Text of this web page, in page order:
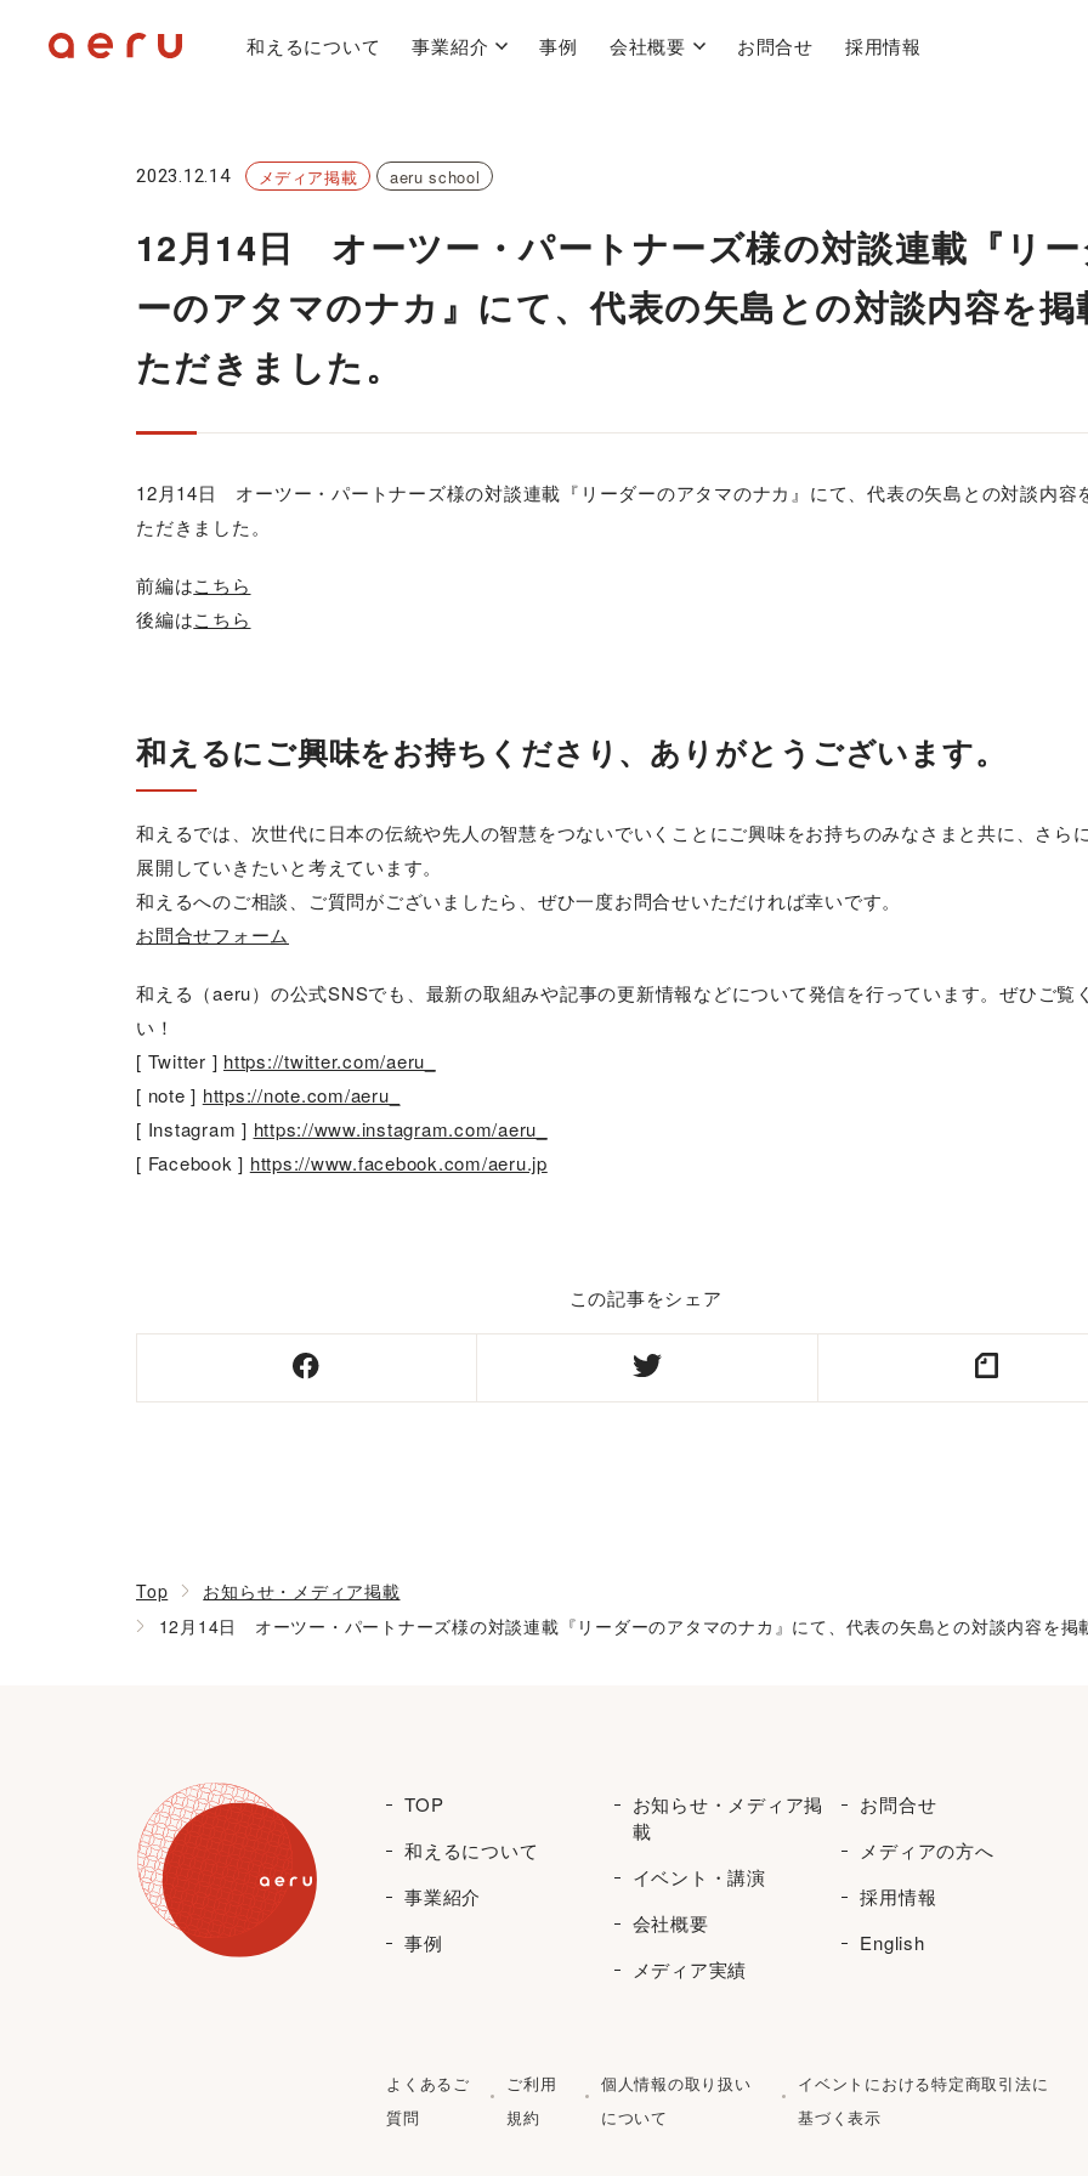
和えるについて 事業紹介 事例 会社概要 お問合せ 採用情報
2023.12.14 メディア掲載 aeru school
12月14日 オーツー・パートナーズ様の対談連載『リ
ーのアタマのナカ』にて、代表の矢島との対談内容を掲
ただきました。
12月14日 オーツー・パートナーズ様の対談連載『リーダーのアタマのナカ』にて、代表の矢島との対談内容
ただきました。
前編はこちら
後編はこちら
和えるにご興味をお持ちくださり、ありがとうございます。
和えるでは、次世代に日本の伝統や先人の智慧をつないでいくことにご興味をお持ちのみなさまと共に、さら
展開していきたいと考えています。
和えるへのご相談、ご質問がございましたら、ぜひ一度お問合せいただければ幸いです。
お問合せフォーム
和える（aeru）の公式SNSでも、最新の取組みや記事の更新情報などについて発信を行っています。ぜひご覧
い！
[ Twitter ] https://twitter.com/aeru_
[ note ] https://note.com/aeru_
[ Instagram ] https://www.instagram.com/aeru_
[ Facebook ] https://www.facebook.com/aeru.jp
この記事をシェア
Top
お知らせ・メディア掲載
12月14日 オーツー・パートナーズ様の対談連載『リーダーのアタマのナカ』にて、代表の矢島との対談内容を掲
TOP
和えるについて
事業紹介
事例
お知らせ・メディア掲
載
イベント・講演
会社概要
メディア実績
お問合せ
メディアの方へ
採用情報
English
よくあるご
質問
ご利用
規約
個人情報の取り扱い
について
イベントにおける特定商取引法に
基づく表示